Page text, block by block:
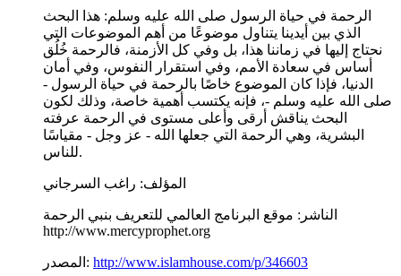
الرحمة في حياة الرسول صلى الله عليه وسلم: هذا البحث
الذي بين أيدينا يتناول موضوعًا من أهم الموضوعات التي
نحتاج إليها في زماننا هذا، بل وفي كل الأزمنة، فالرحمة خُلُق
أساس في سعادة الأمم، وفي استقرار النفوس، وفي أمان
الدنيا، فإذا كان الموضوع خاصًا بالرحمة في حياة الرسول -
صلى الله عليه وسلم -، فإنه يكتسب أهمية خاصة، وذلك لكون
البحث يناقش أرقى وأعلى مستوى في الرحمة عرفته
البشرية، وهي الرحمة التي جعلها الله - عز وجل - مقياسًا
للناس.
المؤلف: راغب السرجاني
الناشر: موقع البرنامج العالمي للتعريف بنبي الرحمة
http://www.mercyprophet.org
المصدر: http://www.islamhouse.com/p/346603